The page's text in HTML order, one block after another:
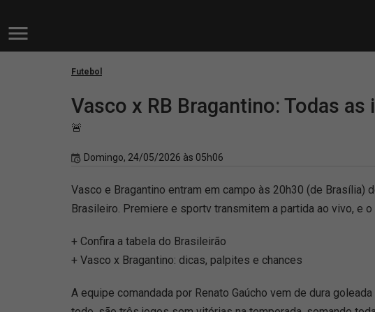
Futebol
Vasco x RB Bragantino: Todas
🚨
Domingo, 24/05/2026 às 05h06
Vasco e Bragantino entram em campo às 20h30 (de Brasília)
Brasileiro. Premiere e sportv transmitem a partida ao vivo, e
+ Confira a tabela do Brasileirão
+ Vasco x Bragantino: dicas, palpites e chances
A equipe comandada por Renato Gaúcho vem de dura